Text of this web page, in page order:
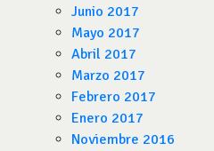
Junio 2017
Mayo 2017
Abril 2017
Marzo 2017
Febrero 2017
Enero 2017
Noviembre 2016